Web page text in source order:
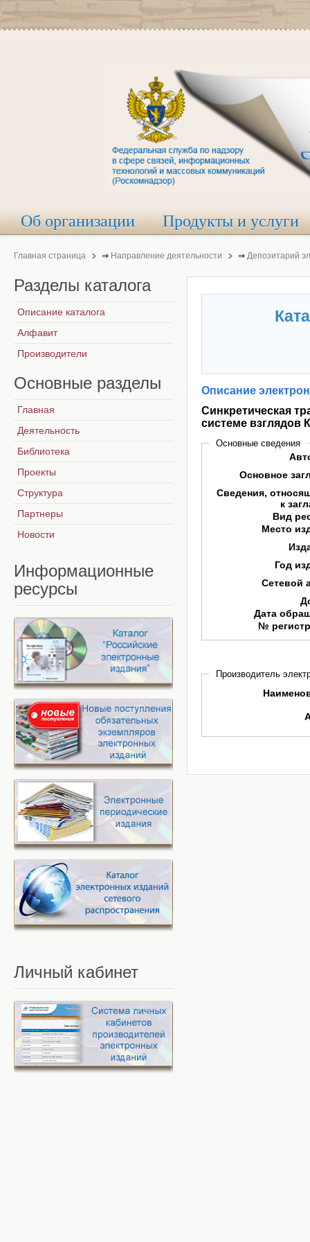
Об организации Продукты и услуги
Главная страница ⇒ Направление деятельности ⇒ Депозитарий
Описание
Синкретическая
системе взглядов
Основные сведения
Основное
Сведения,
к
Вид
Место
Год
Сетевой
Дата
№
Производитель
Разделы каталога
Описание каталога
Алфавит
Производители
Основные разделы
Главная
Деятельность
Библиотека
Проекты
Структура
Партнеры
Новости
Информационные
ресурсы
Личный кабинет